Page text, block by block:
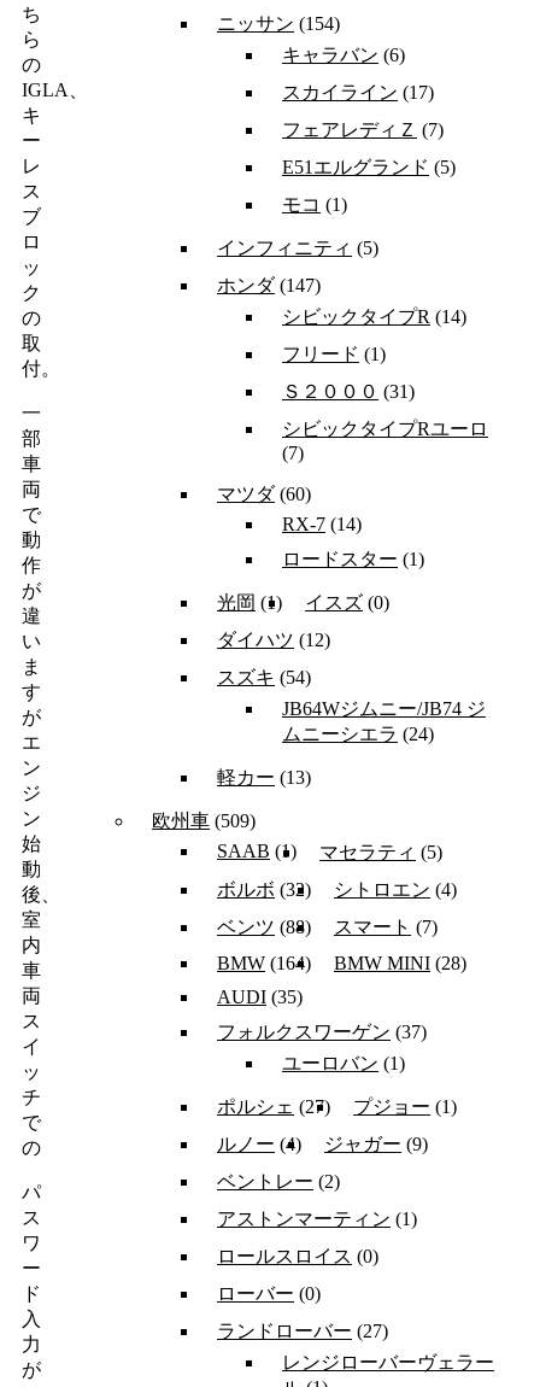
ち
ら
の
IGLA、
キ
ー
レ
ス
ブ
ロ
ッ
ク
の
取
付。
一
部
車
両
で
動
作
が
違
い
ま
す
が
エ
ン
ジ
ン
始
動
後、
室
内
車
両
ス
イ
ッ
チ
で
の
パ
ス
ワ
ー
ド
入
力
が
ニッサン (154)
キャラバン (6)
スカイライン (17)
フェアレディＺ (7)
E51エルグランド (5)
モコ (1)
インフィニティ (5)
ホンダ(147)
シビックタイプR (14)
フリード (1)
Ｓ２０００ (31)
シビックタイプRユーロ
(7)
マツダ(60)
RX-7 (14)
ロードスター (1)
光岡 (1) イスズ (0)
ダイハツ (12)
スズキ (54)
JB64Wジムニー/JB74 ジ
ムニーシエラ (24)
軽カー (13)
欧州車 (509)
SAAB (1) マセラティ (5)
ボルボ (32) シトロエン (4)
ベンツ (88) スマート (7)
BMW (164) BMW MINI (28)
AUDI (35)
フォルクスワーゲン (37)
ユーロバン (1)
ポルシェ (27) プジョー (1)
ルノー (4) ジャガー (9)
ベントレー (2)
アストンマーティン (1)
ロールスロイス (0)
ローバー (0)
ランドローバー (27)
レンジローバーヴェラー